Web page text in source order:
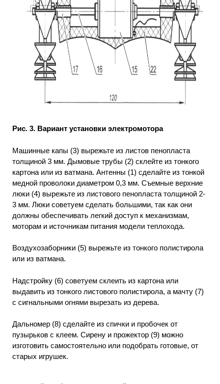
Рис. 3. Вариант установки электромотора
Машинные капы (3) вырежьте из листов пенопласта
толщиной 3 мм. Дымовые трубы (2) склейте из тонкого
картона или из ватмана. Антенны (1) сделайте из тонкой
медной проволоки диаметром 0,3 мм. Съемные верхние
люки (4) вырежьте из листового пенопласта толщиной 2-
3 мм. Люки советуем сделать большими, так как они
должны обеспечивать легкий доступ к механизмам,
моторам и источникам питания модели теплохода.
Воздухозаборники (5) вырежьте из тонкого полистирола
или из ватмана.
Надстройку (6) советуем склеить из картона или
выдавить из тонкого листового полистирола, а мачту (7)
с сигнальными огнями вырезать из дерева.
Дальномер (8) сделайте из спички и пробочек от
пузырьков с клеем. Сирену и прожектор (9) можно
изготовить самостоятельно или подобрать готовые, от
старых игрушек.